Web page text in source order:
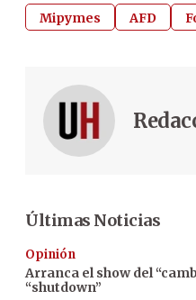
Mipymes AFD
Últimas Noticias
Opinión
Arranca el show del
“shutdown”